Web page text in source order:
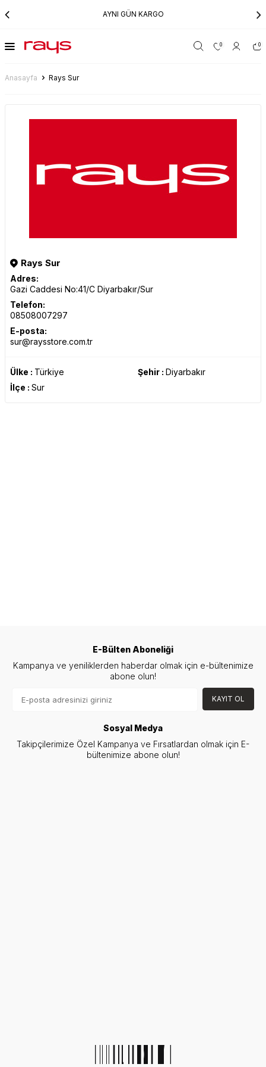
AYNI GÜN KARGO
0 0
Anasayfa Rays Sur
Rays Sur
Adres:
Gazi Caddesi No:41/C Diyarbakır/Sur
Telefon:
08508007297
E-posta:
sur@raysstore.com.tr
Ülke : Türkiye Şehir : Diyarbakır
İlçe : Sur
E-Bülten Aboneliği
Kampanya ve yeniliklerden haberdar olmak için e-bültenimize
abone olun!
KAYIT OL
Sosyal Medya
Takipçilerimize Özel Kampanya ve Fırsatlardan olmak için E-
bültenimize abone olun!